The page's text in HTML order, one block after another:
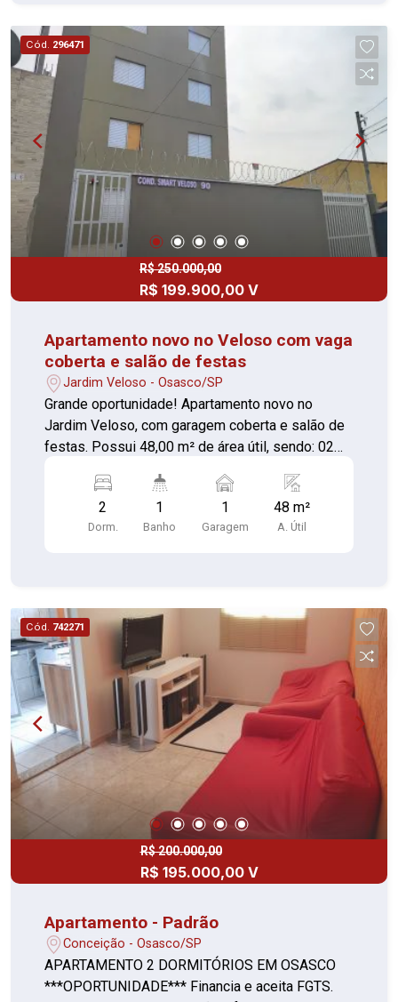
localização!!! *ACEITA FINANCIAMENTO**
VISITA SOMENTE COM CORRETOR Vale a pena
conhecer...!!!
Cód. 296471
R$ 250.000,00
R$ 199.900,00 V
Apartamento novo no Veloso com vaga
coberta e salão de festas
Jardim Veloso - Osasco/SP
Grande oportunidade! Apartamento novo no
Jardim Veloso, com garagem coberta e salão de
festas. Possui 48,00 m² de área útil, sendo: 02
social. 01 vaga de moto. Próximo a Av. Sarah
Veloso - Supermercado Cercadão Aproveite,
agende sua visita e tenha a preferência de
localização!!! *ACEITA FINANCIAMENTO**
VISITA SOMENTE COM CORRETOR Vale a pena
conhecer...!!!
2
Dorm.
1
Banho
1
Garagem
48 m²
A. Útil
Cód. 742271
R$ 200.000,00
R$ 195.000,00 V
Apartamento - Padrão
Conceição - Osasco/SP
APARTAMENTO 2 DORMITÓRIOS EM OSASCO
***OPORTUNIDADE*** Financia e aceita FGTS.